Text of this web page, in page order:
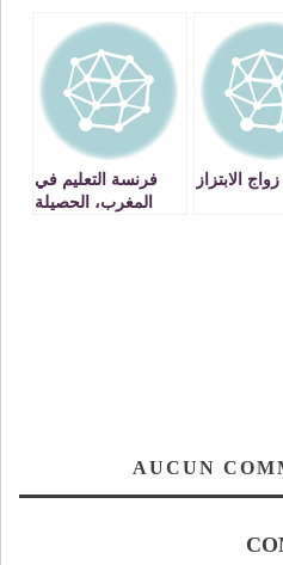
زواج الابتزاز
فرنسة التعليم في
المغرب، الحصيلة
AUCUN